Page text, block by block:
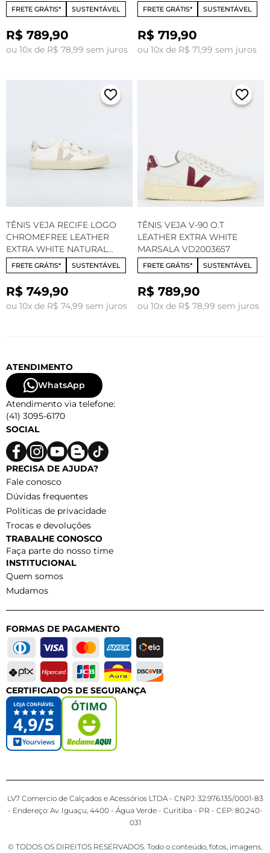
FRETE GRÁTIS* SUSTENTÁVEL
R$ 789,90
ou 10x de R$ 78,99 sem juros
FRETE GRÁTIS* SUSTENTÁVEL
R$ 719,90
ou 10x de R$ 71,99 sem juros
TÊNIS VEJA RECIFE LOGO
CHROMEFREE LEATHER
EXTRA WHITE NATURAL
RC0502919
FRETE GRÁTIS* SUSTENTÁVEL
R$ 749,90
ou 10x de R$ 74,99 sem juros
TÊNIS VEJA V-90 O.T
LEATHER EXTRA WHITE
MARSALA VD2003657
FRETE GRÁTIS* SUSTENTÁVEL
R$ 789,90
ou 10x de R$ 78,99 sem juros
ATENDIMENTO
WhatsApp
Atendimento via telefone:
(41) 3095-6170
SOCIAL
PRECISA DE AJUDA?
Fale conosco
Dúvidas frequentes
Políticas de privacidade
Trocas e devoluções
TRABALHE CONOSCO
Faça parte do nosso time
INSTITUCIONAL
Quem somos
Mudamos
FORMAS DE PAGAMENTO
CERTIFICADOS DE SEGURANÇA
LV7 Comercio de Calçados e Acessórios LTDA - CNPJ: 32.976.135/0001-83
- Endereço: Av. Iguaçu, 4400 - Água Verde - Curitiba - PR - CEP: 80.240-
031
© TODOS OS DIREITOS RESERVADOS. Todo o conteúdo, fotos, imagens,